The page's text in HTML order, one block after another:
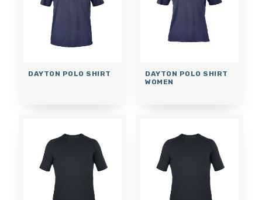
DAYTON POLO SHIRT
DAYTON POLO SHIRT
WOMEN